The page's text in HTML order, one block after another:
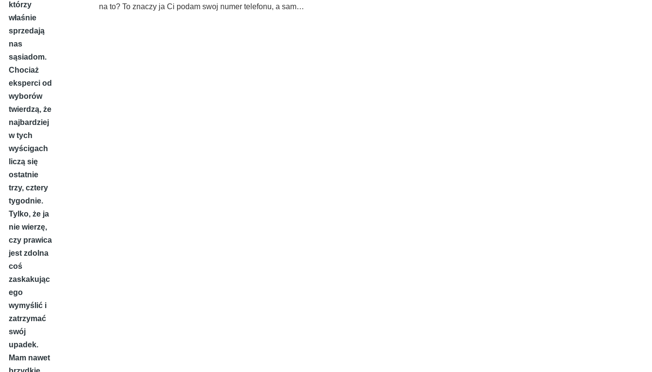
którzy
właśnie
sprzedają
nas
sąsiadom.
Chociaż
eksperci od
wyborów
twierdzą, że
najbardziej
w tych
wyścigach
liczą się
ostatnie
trzy, cztery
tygodnie.
Tylko, że ja
nie wierzę,
czy prawica
jest zdolna
coś
zaskakując
ego
wymyślić i
zatrzymać
swój
upadek.
Mam nawet
na to? To znaczy ja Ci podam swoj numer telefonu, a sam…